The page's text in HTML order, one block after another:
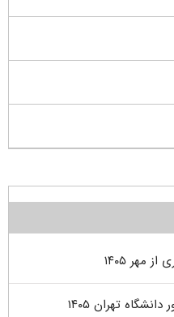
مهر ۱۴۰۵
تهران ۱۴۰۵